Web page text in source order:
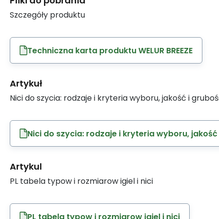
Szczegóły produktu
Techniczna karta produktu WELUR BREEZE
Artykuł
Nici do szycia: rodzaje i kryteria wyboru, jakość i
Nici do szycia: rodzaje i kryteria wyboru,
Artykul
PL tabela typow i rozmiarow igiel i nici
PL tabela typow i rozmiarow igiel i nici